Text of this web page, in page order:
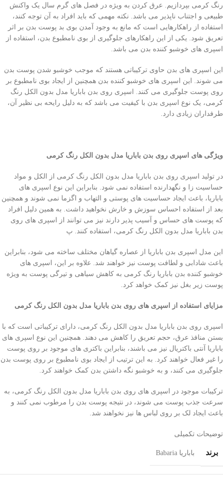
رنگ کرمی بپردازیم. عرق کردن به ویژه در فصل های گرم سال یک واکنش
طبیعی و اجتناب ناپذیر می باشد. نکته مهمی که باید افراد به آن توجه کنند،
استفاده از راهکارهایی است که مانع به وجود آمدن بوی بد پوست بدن بر اثر
تعریق شود. یکی از این راهکارهای جلوگیری از بوی نامطبوع بدن، استفاده از
اسپری های خوشبو کننده بدن می باشد.
این اسپری های بدن حاوی ترکیباتی هستند که موجب خوشبو شدن پوست بدن
می شوند. این اسپری های خوشبو کننده بدن همچنین از ایجاد بوی نامطبوع بر
روی پوست جلوگیری می کنند. اسپری روی بدن باباریا مدل بدون الکل رنگ
کرمی، یک نوع اسپری بدن با کیفیت می باشد که به دلیل رایحه بی نظیر آن،
طرفداران زیادی دارد.
ویژگی های اسپری روی بدن باباریا مدل بدون الکل رنگ کرمی
در تولید اسپری روی بدن باباریا مدل بدون الکل رنگ کرمی از الکل و مواد
حساسیت زا و نگهدارنده استفاده نمی شود. بنابراین این نوع اسپری های
باباریا، باعث ایجاد حساسیت های پوستی و التهاب و اگزما نمی شوند و همچنین
بعد از استفاده احساس سوزش و خارش نخواهید داشت. به همین دلیل افراد
که پوست های حساس و آسیب پذیر دارند نیز می توانند از اسپری های روی
بدن باباریا مدل بدون الکل رنگ کرمی، استفاده کنند. پ
این مدل اسپری بدن باباریا از عصاره گیاهان مختلف ساخته می شود، بنابراین
باعث شادابی و لطافت پوست نیز خواهند شد. علاوه بر این، اسپری های
خوشبو کننده بدن باباریا رنگ کرمی به کاهش سیاهی و تیرگی پوست به ویژه
پوست زیر بغل نیز کمک خواهد کرد.
مزایای استفاده از اسپری های روی بدن باباریا مدل بدون الکل رنگ کرمی
اسپری روی بدن باباریا مدل بدون الکل رنگ کرمی، دارای ترکیباتی است که با
بستن منافذ عرق، حجم تعریق را کاهش می دهند. همچنین این نوع اسپری های
باباریا آنتی باکتریال نیز می باشند، بنابراین باکتری های موجود بر روی پوست
را غیر فعال خواهند کرد. به این ترتیب از ایجاد بوی نامطبوع بر روی پوست بدن
جلوگیری می کنند، و به خوشبو نگه داشتن بدن کمک خواهند کرد.
ترکیبات موجود در اسپری های روی بدن باباریا مدل بدون الکل رنگ کرمی، به
سرعت جذب پوست می شوند، در نتیجه پوست بدن را مرطوب نمی کنند و
باعث ایجاد لک بر روی لباس ها نیز نخواهند شد.
توضیحات تکمیلی
برند باباریا Babaria